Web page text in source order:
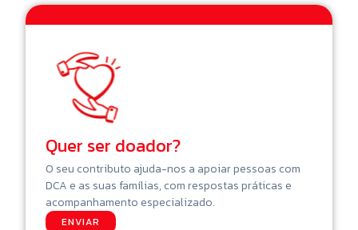
Quer ser doador?
O seu contributo ajuda-nos a apoiar pessoas com
DCA e as suas famílias, com respostas práticas e
acompanhamento especializado.
ENVIAR